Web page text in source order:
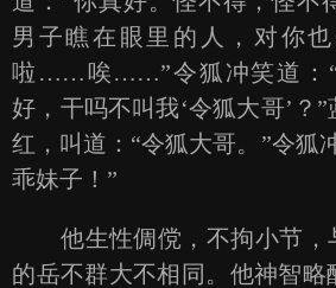
男子瞧在眼里的人，对你
啦……唉……”令狐冲笑道：“
好，干吗不叫我‘令狐大哥’？
红，叫道：“令狐大哥。”令狐
乖妹子！”
他生性倜傥，不拘小节，
的岳不群大不相同。他神智略